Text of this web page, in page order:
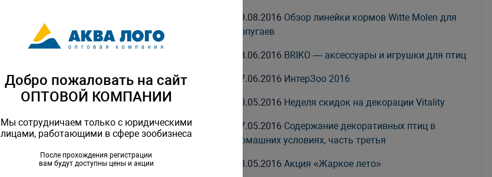
09.08.2016 Обзор линейки кормов Witte Molen для
попугаев
08.06.2016 BRIKO — аксессуары и игрушки для птиц
07.06.2016 ИнтерЗоо 2016
30.05.2016 Неделя скидок на декорации Vitality
27.05.2016 Содержание декоративных птиц в
домашних условиях, часть третья
23.05.2016Акция «Жаркое лето»
Добро пожаловать на сайт
ОПТОВОЙ КОМПАНИИ
Мы сотрудничаем только с юридическими
лицами, работающими в сфере зообизнеса
После прохождения регистрации
вам будут доступны цены и акции